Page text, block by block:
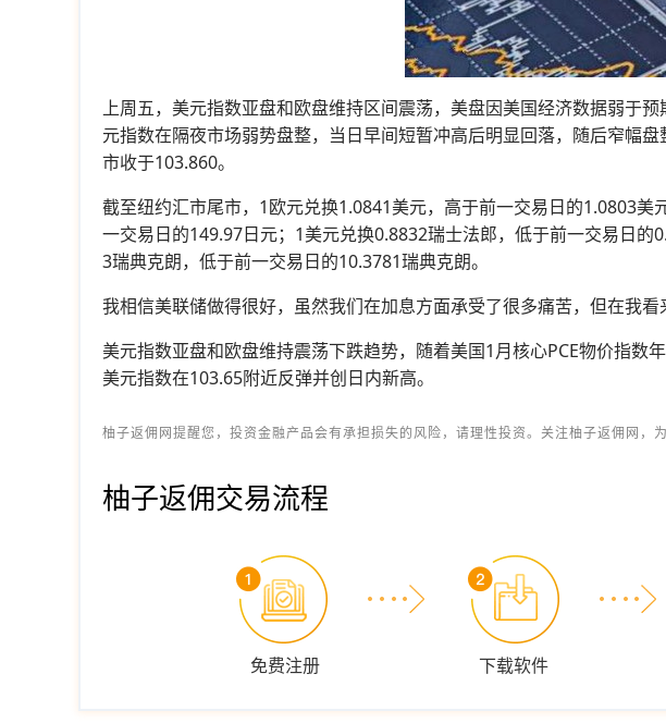
上周五，美元指数亚盘和欧盘维持区间震荡，美盘因美国经济数据弱于
元指数在隔夜市场弱势盘整，当日早间短暂冲高后明显回落，随后窄幅
市收于103.860。
截至纽约汇市尾市，1欧元兑换1.0841美元，高于前一交易日的1.0803
一交易日的149.97日元；1美元兑换0.8832瑞士法郎，低于前一交易日
3瑞典克朗，低于前一交易日的10.3781瑞典克朗。
我相信美联储做得很好，虽然我们在加息方面承受了很多痛苦，但在我
美元指数亚盘和欧盘维持震荡下跌趋势，随着美国1月核心PCE物价指数
美元指数在103.65附近反弹并创日内新高。
柚子返佣网提醒您，投资金融产品会有承担损失的风险，请理性投资。关注柚子返佣网，
柚子返佣交易流程
免费注册 下载软件